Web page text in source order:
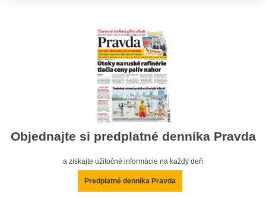
Objednajte si predplatné denníka Pravda
a získajte užitočné informácie na každý deň
Predplatné denníka Pravda